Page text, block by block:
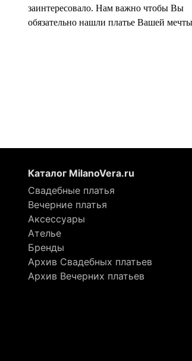
заинтересовало. Нам важно чтобы Вы
обязательно нашли платье Вашей
Каталог MilanoVera.ru
Свадебные платья
Вечерние платья
Аксессуары
Ателье
Бренды
Архив Свадебных платьев
Архив Вечерних платьев